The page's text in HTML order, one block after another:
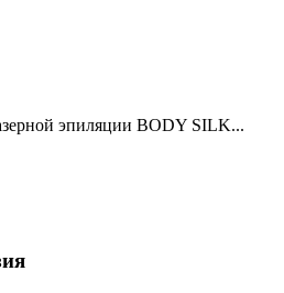
эпиляции BODY SILK...